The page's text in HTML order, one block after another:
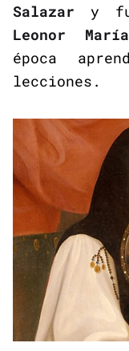
Salazar y
Leonor
época
lecciones.